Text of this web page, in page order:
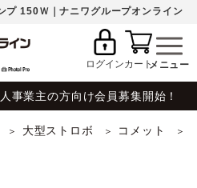
プ 150Ｗ｜ナニワグループオンライン
ログインカート
事業主の方向け会員募集開始！
大型ストロボ
コメット